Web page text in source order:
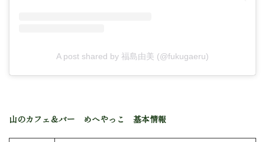
A post shared by 福島由美 (@fukugaeru)
山のカフェ＆バー めへやっこ 基本情報